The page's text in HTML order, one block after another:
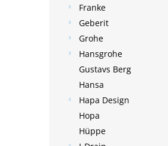
Franke
Geberit
Grohe
Hansgrohe
Gustavs Berg
Hansa
Hapa Design
Hopa
Hüppe